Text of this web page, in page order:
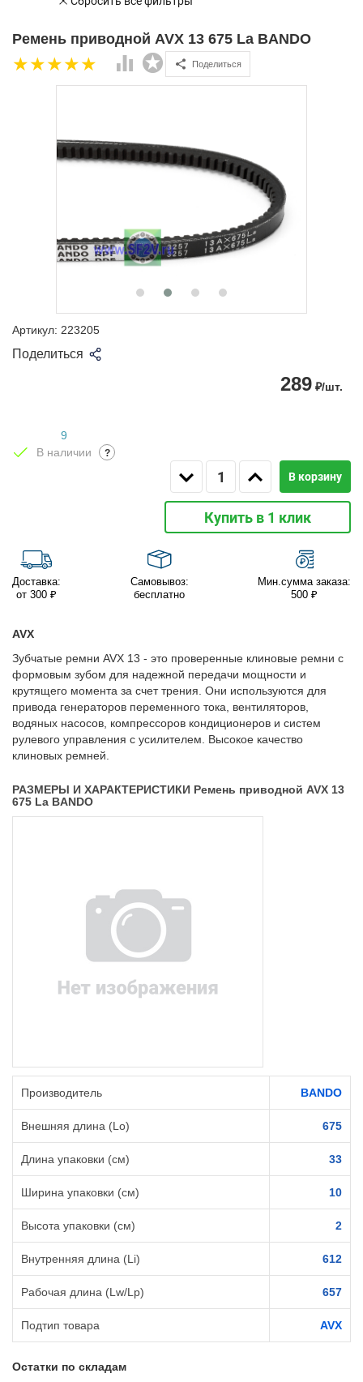
Ремень приводной AVX 13 675 La BANDO
Поделиться
Артикул: 223205
Поделиться
289 ₽/шт.
9
В наличии
?
В корзину
Купить в 1 клик
Доставка:
от 300 ₽
Самовывоз:
бесплатно
Мин.сумма заказа:
500 ₽
AVX
Зубчатые ремни AVX 13 - это проверенные клиновые ремни с
формовым зубом для надежной передачи мощности и
крутящего момента за счет трения. Они используются для
привода генераторов переменного тока, вентиляторов,
водяных насосов, компрессоров кондиционеров и систем
рулевого управления с усилителем. Высокое качество
клиновых ремней.
РАЗМЕРЫ И ХАРАКТЕРИСТИКИ Ремень приводной AVX 13
675 La BANDO
Производитель BANDO
Внешняя длина (Lo) 675
Длина упаковки (см) 33
Ширина упаковки (см) 10
Высота упаковки (см) 2
Внутренняя длина (Li) 612
Рабочая длина (Lw/Lp) 657
Подтип товара AVX
Остатки по складам